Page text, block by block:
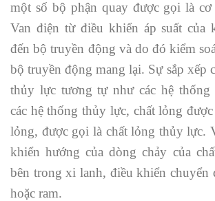
một số bộ phận quay được gọi là cơ
Van điện từ điều khiển áp suất của
đến bộ truyền động và do đó kiểm
bộ truyền động mang lại. Sự sắp xếp
thủy lực tương tự như các hệ thống
các hệ thống thủy lực, chất lỏng
lỏng, được gọi là chất lỏng thủy lực.
khiển hướng của dòng chảy của
bên trong xi lanh, điều khiển chuyển
hoặc ram.